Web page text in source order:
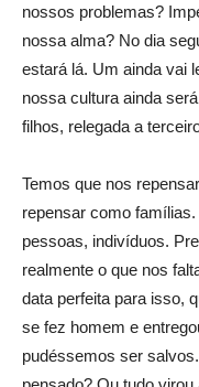
nossos problemas?
nossa alma? No dia
estará lá. Um ainda vai
nossa cultura ainda
filhos, relegada a
Temos que nos
repensar como
pessoas, indivíduos.
realmente o que nos
data perfeita para isso,
se fez homem e
pudéssemos ser